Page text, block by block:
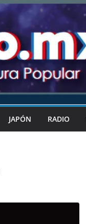
JAPÓN RADIO